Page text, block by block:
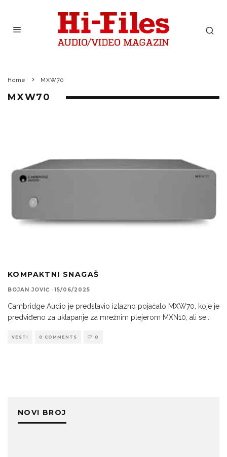
Home MXW70
MXW70
KOMPAKTNI SNAGAŠ
BOJAN JOVIĆ · 15/06/2025
Cambridge Audio je predstavio izlazno pojačalo MXW70, koje je
predviđeno za uklapanje za mrežnim plejerom MXN10, ali se
VESTI 0 COMMENTS 0
NOVI BROJ